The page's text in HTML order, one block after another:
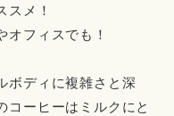
スメ！
オフィスでも！
ボディに複雑さと深
コーヒーはミルクにと